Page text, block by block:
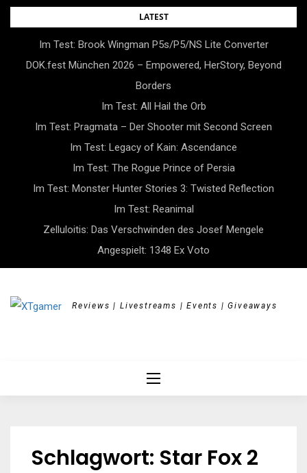
Skip
LATEST
Im Test: Brook Wingman P5s/P5/NS Lite Converter
DOK.fest München 2026 – Empowered, HerStory, Beyond
Borders
Im Test: All Hail the Orb
Im Test: Pragmata – Der Shooter mit Second Screen
Im Test: Legacy of Kain: Ascendance
Im Test: The Rogue Prince of Persia
Im Test: Monster Hunter Stories 3: Twisted Reflection
Im Test: Reanimal
Zelluloitis: Das Verschwinden des Josef Mengele
Angespielt: 1348 Ex Voto
Reviews | Livestreams | Events | Giveaways
Schlagwort: Star Fox 2